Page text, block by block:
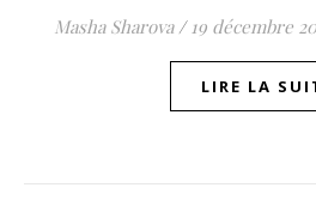
Masha Sharova / 19 décembre
LIRE LA